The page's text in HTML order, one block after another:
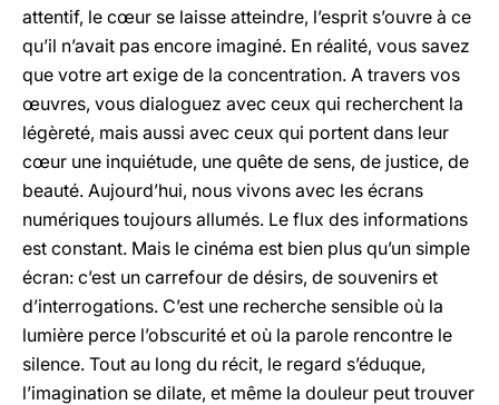
attentif, le cœur se laisse atteindre, l’esprit s’ouvre à ce
qu’il n’avait pas encore imaginé. En réalité, vous savez
que votre art exige de la concentration. A travers vos
œuvres, vous dialoguez avec ceux qui recherchent la
légèreté, mais aussi avec ceux qui portent dans leur
cœur une inquiétude, une quête de sens, de justice, de
beauté. Aujourd’hui, nous vivons avec les écrans
numériques toujours allumés. Le flux des informations
est constant. Mais le cinéma est bien plus qu’un simple
écran: c’est un carrefour de désirs, de souvenirs et
d’interrogations. C’est une recherche sensible où la
lumière perce l’obscurité et où la parole rencontre le
silence. Tout au long du récit, le regard s’éduque,
l’imagination se dilate, et même la douleur peut trouver